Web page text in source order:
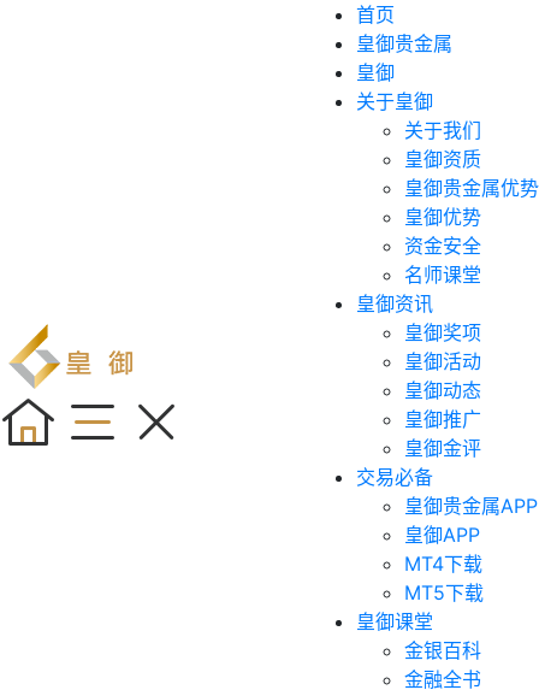
首页
皇御贵金属
皇御
关于皇御
关于我们
皇御资质
皇御贵金属优势
皇御优势
资金安全
名师课堂
皇御资讯
皇御奖项
皇御活动
皇御动态
皇御推广
皇御金评
交易必备
皇御贵金属APP
皇御APP
MT4下载
MT5下载
皇御课堂
金银百科
金融全书